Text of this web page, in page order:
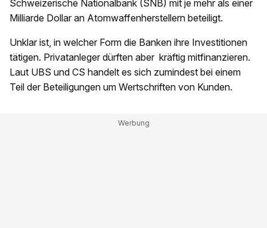
Schweizerische Nationalbank (SNB) mit je mehr als einer
Milliarde Dollar an Atomwaffenherstellern beteiligt.
Unklar ist, in welcher Form die Banken ihre Investitionen
tätigen. Privatanleger dürften aber kräftig mitfinanzieren.
Laut UBS und CS handelt es sich zumindest bei einem
Teil der Beteiligungen um Wertschriften von Kunden.